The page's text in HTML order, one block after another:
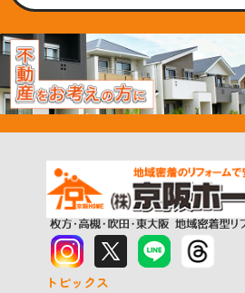
トピックス